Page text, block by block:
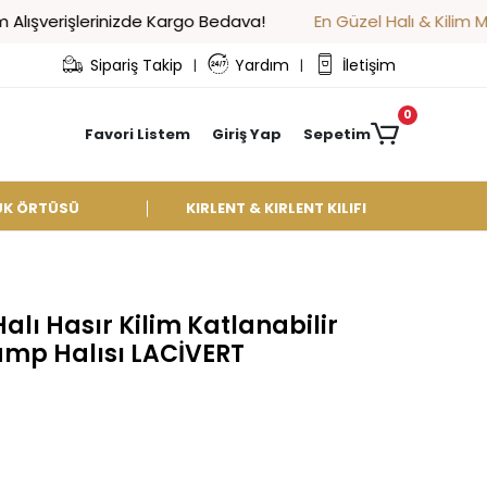
Kargo Bedava! En Güzel Halı & Kilim Modelleri
Sipariş Takip | Yardım | İletişim
Favori Listem Giriş Yap Sepetim
0
ÖRTÜSÜ KIRLENT & KIRLENT KILIFI
Hasır Kilim Katlanabilir
Halısı LACİVERT